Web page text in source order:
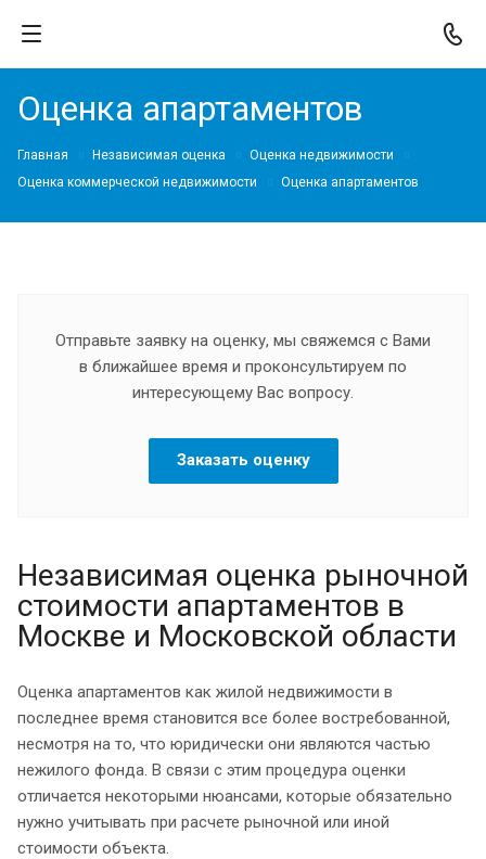
Оценка апартаментов
Главная Независимая оценка
Оценка недвижимости
Оценка коммерческой недвижимости
Оценка апартаментов
Отправьте заявку на оценку, мы свяжемся с Вами
в ближайшее время и проконсультируем по
интересующему Вас вопросу.
Заказать оценку
Независимая оценка рыночной
стоимости апартаментов в
Москве и Московской области
Оценка апартаментов как жилой недвижимости в
последнее время становится все более востребованной,
несмотря на то, что юридически они являются частью
нежилого фонда. В связи с этим процедура оценки
отличается некоторыми нюансами, которые обязательно
нужно учитывать при расчете рыночной или иной
стоимости объекта.